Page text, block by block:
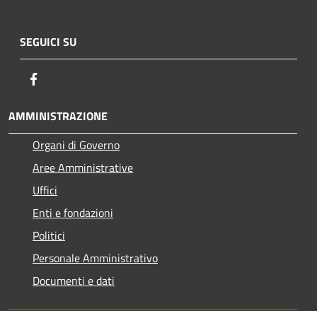
SEGUICI SU
AMMINISTRAZIONE
Organi di Governo
Aree Amministrative
Uffici
Enti e fondazioni
Politici
Personale Amministrativo
Documenti e dati